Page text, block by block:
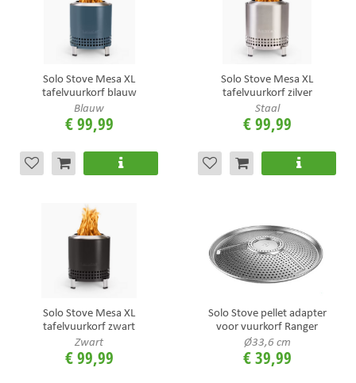
Solo Stove Mesa XL
tafelvuurkorf blauw
Blauw
€99,99
Solo Stove Mesa XL
tafelvuurkorf zilver
Staal
€99,99
Solo Stove Mesa XL
tafelvuurkorf zwart
Zwart
€99,99
Solo Stove pellet adapter
voor vuurkorf Ranger
Ø33,6 cm
€39,99